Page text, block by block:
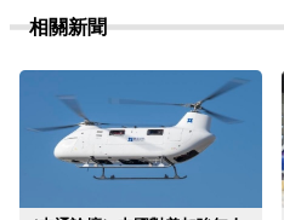
相關新聞